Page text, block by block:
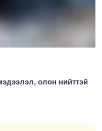
олон нийттэй